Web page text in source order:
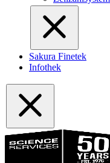
Sakura Finetek
Infothek